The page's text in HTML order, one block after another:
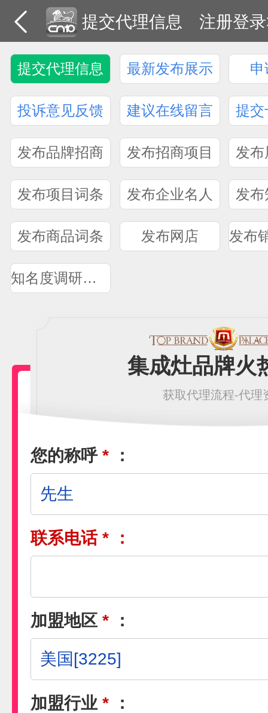
提交代理信息 注册登
提交代理信息 最新发布展示 申
投诉意见反馈 建议在线留言 提交
发布品牌招商 发布招商项目 发
发布项目词条 发布企业名人 发
发布商品词条 发布网店
知名度调研问卷
集成灶品牌火
获取代理流程-代理
您的称呼 * ：
联系电话 * ：
加盟地区 * ：
加盟行业 * ：